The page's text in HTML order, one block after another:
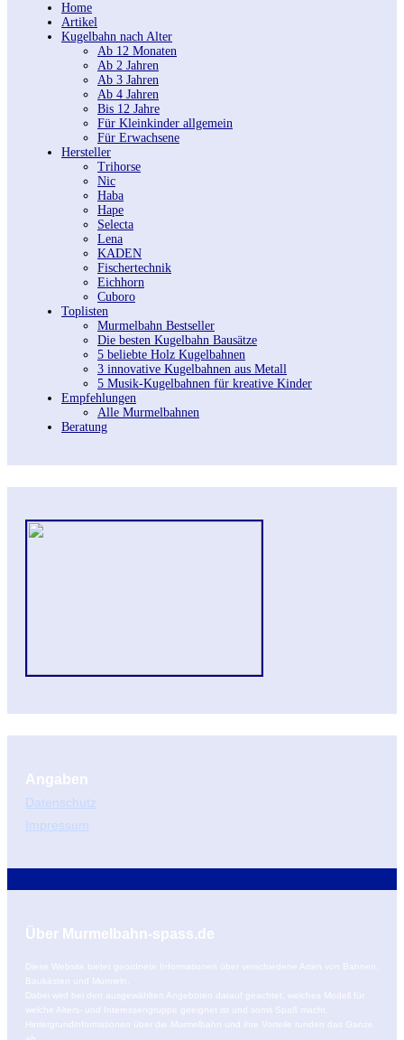
Home
Artikel
Kugelbahn nach Alter
Ab 12 Monaten
Ab 2 Jahren
Ab 3 Jahren
Ab 4 Jahren
Bis 12 Jahre
Für Kleinkinder allgemein
Für Erwachsene
Hersteller
Trihorse
Nic
Haba
Hape
Selecta
Lena
KADEN
Fischertechnik
Eichhorn
Cuboro
Toplisten
Murmelbahn Bestseller
Die besten Kugelbahn Bausätze
5 beliebte Holz Kugelbahnen
3 innovative Kugelbahnen aus Metall
5 Musik-Kugelbahnen für kreative Kinder
Empfehlungen
Alle Murmelbahnen
Beratung
Angaben
Datenschutz
Impressum
Über Murmelbahn-spass.de
Diese Website bietet geordnete Informationen über verschiedene Arten von Bahnen,
Baukästen und Murmeln.
Dabei wird bei den ausgewählten Angeboten darauf geachtet, welches Modell für
welche Alters- und Interessengruppe geeignet ist und somit Spaß macht.
Hintergrundinformationen über die Murmelbahn und ihre Vorteile runden das Ganze